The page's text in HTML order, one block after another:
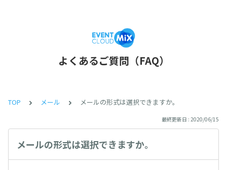
よくあるご質問（FAQ）
TOP メール メールの形式は選択できますか。
最終更新日 : 2020/06/15
メールの形式は選択できますか。